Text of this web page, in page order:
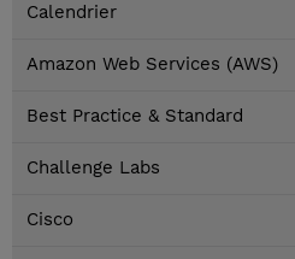
Calendrier
Amazon Web Services (AWS)
Best Practice & Standard
Challenge Labs
Cisco